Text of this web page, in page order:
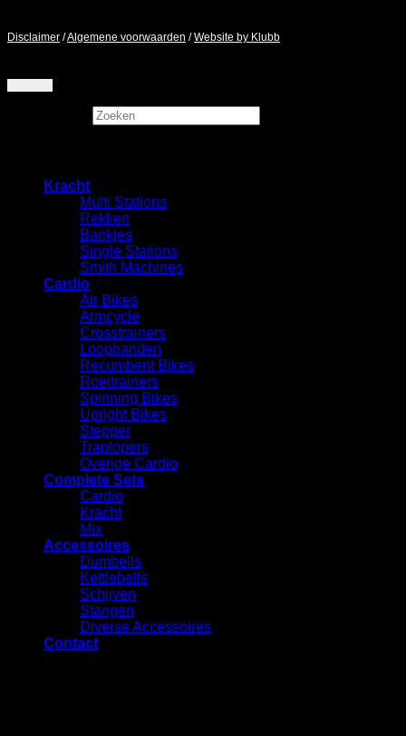
Disclaimer /Algemene voorwaarden /Website by Klubb
Kracht
Multi Stations
Rekken
⁠Bankjes
Single Stations
Smith Machines
Cardio
Air Bikes
Armcycle
Crosstrainers
Loopbanden
Recumbent Bikes
Roeitrainers
Spinning Bikes
Upright Bikes
Stepper
Traplopers
Overige Cardio
Complete Sets
Cardio
⁠Kracht
Mix
Accessoires
⁠Dumbells
Kettlebells
⁠Schijven
Stangen
Diverse Accessoires
Contact